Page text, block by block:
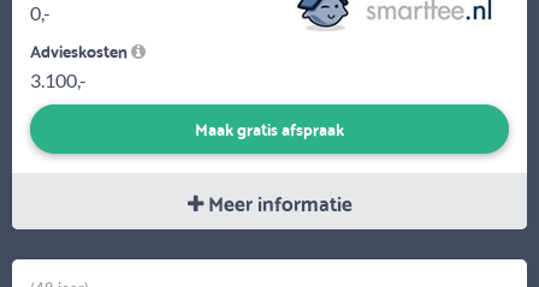
0,-
Advieskosten
3.100,-
Maak gratis afspraak
Meer informatie